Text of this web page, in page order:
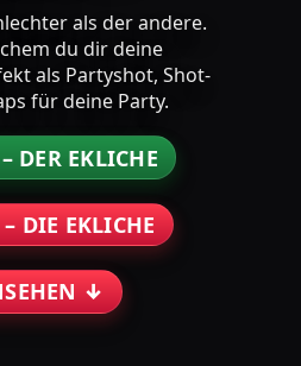
als der andere.
du dir deine
als Partyshot, Shot-
für deine Party.
DER EKLICHE
DIE EKLICHE
↓